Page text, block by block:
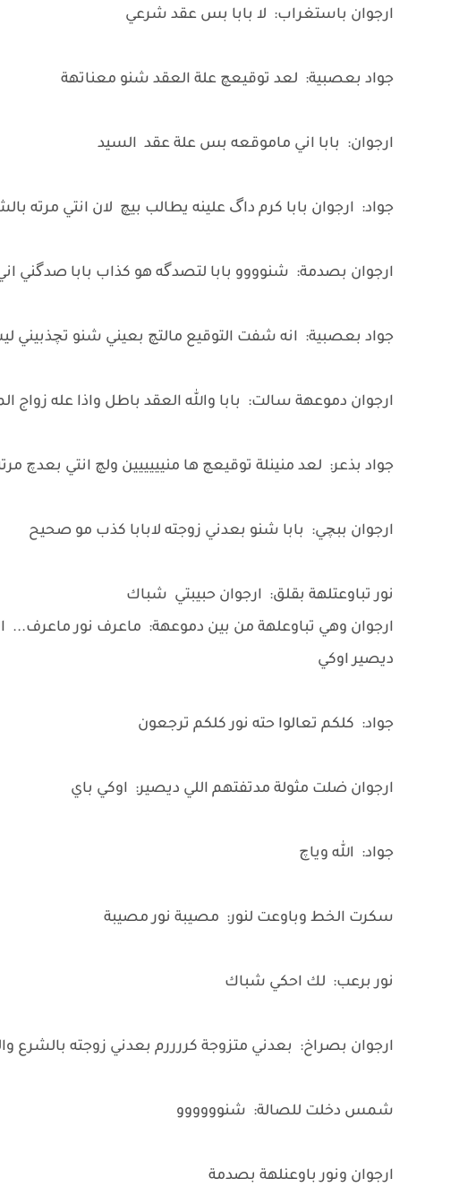
ارجوان باستغراب: لا بابا بس عقد شرعي
جواد بعصبية: لعد توقيعچ علة العقد شنو معناتهة
ارجوان: بابا اني ماموقعه بس علة عقد السيد
جواد: ارجوان بابا كرم داگ علينه يطالب بيچ لان انتي مرته
ارجوان بصدمة: شنوووو بابا لتصدگه هو كذاب بابا صدگني
جواد بعصبية: انه شفت التوقيع مالتچ بعيني شنو تچذبيني
ارجوان دموعهة سالت: بابا والله العقد باطل واذا عله
جواد بذعر: لعد منينلة توقيعچ ها منيييييين ولچ انتي بعدچ
ارجوان ببچي: بابا شنو بعدني زوجته لابابا كذب مو صحيح
نور تباوعتلهة بقلق: ارجوان حبيبتي شباك
ارجوان وهي تباوعلهة من بين دموعهة: ماعرف نور ماعرف...
ديصير اوكي
جواد: كلكم تعالوا حته نور كلكم ترجعون
ارجوان ضلت مثولة مدتفتهم اللي ديصير: اوكي باي
جواد: الله وياچ
سكرت الخط وباوعت لنور: مصيبة نور مصيبة
نور برعب: لك احكي شباك
ارجوان بصراخ: بعدني متزوجة كررررم بعدني زوجته بالشرع
شمس دخلت للصالة: شنوووووو
ارجوان ونور باوعنلهة بصدمة